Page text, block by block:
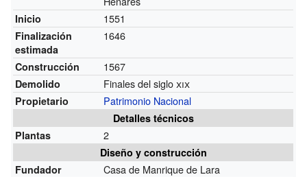
Inicio 1551
Finalización
estimada
1646
Construcción 1567
Demolido Finales del sigloxix
Propietario Patrimonio Nacional
Detalles técnicos
Plantas
2
Diseño y construcción
Fundador
Casa de Manrique de Lara